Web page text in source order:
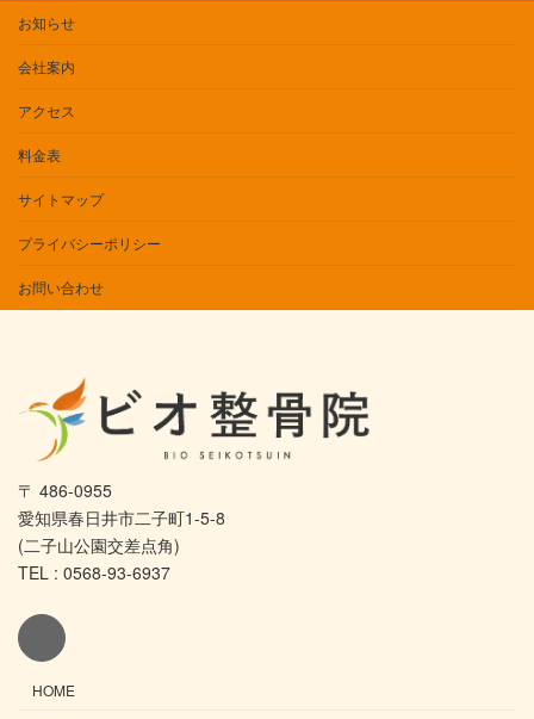
お知らせ
会社案内
アクセス
料金表
サイトマップ
プライバシーポリシー
お問い合わせ
〒 486-0955
愛知県春日井市二子町1-5-8
(二子山公園交差点角)
TEL : 0568-93-6937
HOME